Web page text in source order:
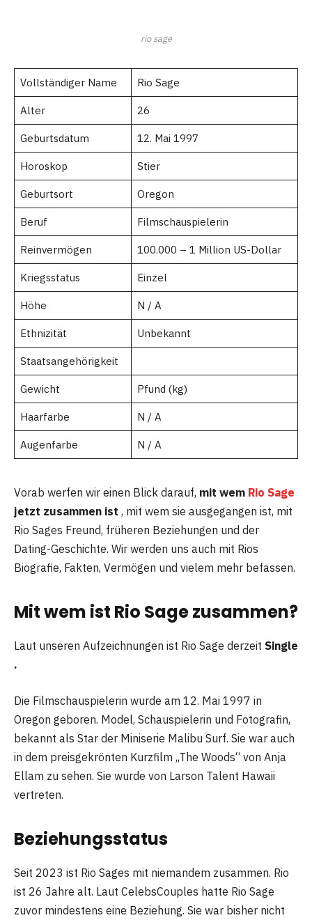
rio sage
Vollständiger Name Rio Sage
Alter 26
Geburtsdatum 12. Mai 1997
Horoskop Stier
Geburtsort Oregon
Beruf Filmschauspielerin
Reinvermögen 100.000 – 1 Million US-Dollar
Kriegsstatus Einzel
Höhe N / A
Ethnizität Unbekannt
Staatsangehörigkeit
Gewicht Pfund (kg)
Haarfarbe N / A
Augenfarbe N / A
Vorab werfen wir einen Blick darauf, mit wem Rio Sage
jetzt zusammen ist , mit wem sie ausgegangen ist, mit
Rio Sages Freund, früheren Beziehungen und der
Dating-Geschichte. Wir werden uns auch mit Rios
Biografie, Fakten, Vermögen und vielem mehr befassen.
Mit wem ist Rio Sage zusammen?
Laut unseren Aufzeichnungen ist Rio Sage derzeit Single
.
Die Filmschauspielerin wurde am 12. Mai 1997 in
Oregon geboren. Model, Schauspielerin und Fotografin,
bekannt als Star der Miniserie Malibu Surf. Sie war auch
in dem preisgekrönten Kurzfilm „The Woods“ von Anja
Ellam zu sehen. Sie wurde von Larson Talent Hawaii
vertreten.
Beziehungsstatus
Seit 2023 ist Rio Sages mit niemandem zusammen. Rio
ist 26 Jahre alt. Laut CelebsCouples hatte Rio Sage
zuvor mindestens eine Beziehung. Sie war bisher nicht